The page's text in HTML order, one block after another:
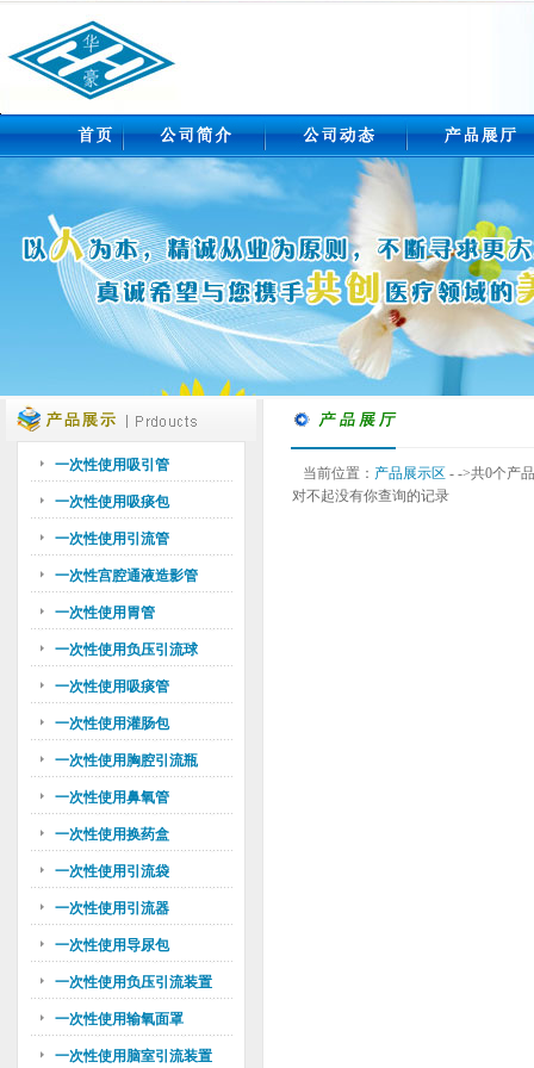
一次性使用吸引管
一次性使用吸痰包
一次性使用引流管
一次性宫腔通液造影管
一次性使用胃管
一次性使用负压引流球
一次性使用吸痰管
一次性使用灌肠包
一次性使用胸腔引流瓶
一次性使用鼻氧管
一次性使用换药盒
一次性使用引流袋
一次性使用引流器
一次性使用导尿包
一次性使用负压引流装置
一次性使用输氧面罩
一次性使用脑室引流装置
当前位置： 产品展示区 - ->共0个产
对不起没有你查询的记录